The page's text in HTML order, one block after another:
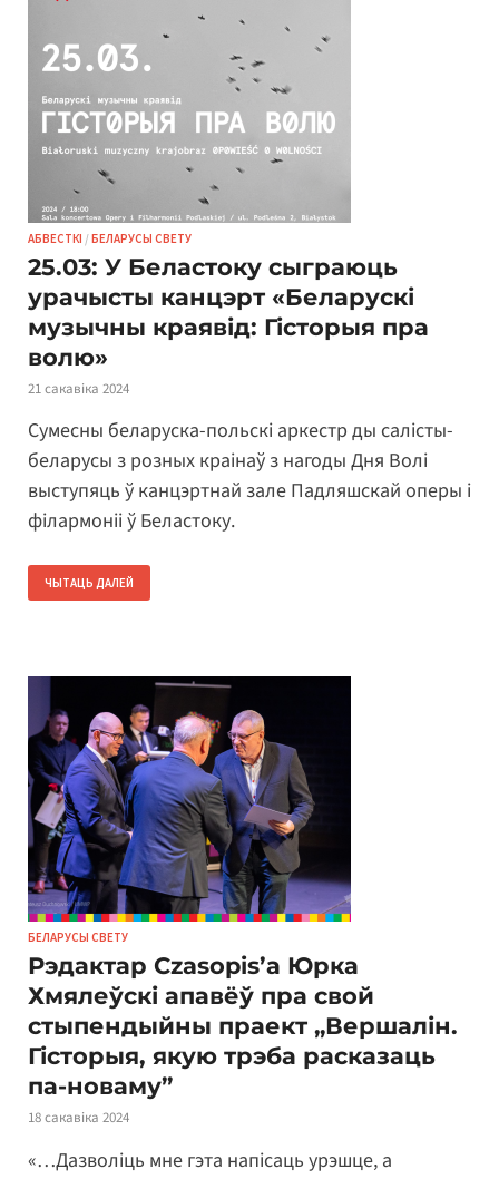
АБВЕСТКІ /БЕЛАРУСЫ СВЕТУ
25.03: У Беластоку сыграюць
урачысты канцэрт «Беларускі
музычны краявід: Гісторыя пра
волю»
21 сакавіка 2024
Сумесны беларуска-польскі аркестр ды салісты-
беларусы з розных краінаў з нагоды Дня Волі
выступяць ў канцэртнай зале Падляшскай оперы і
філармоніі ў Беластоку.
ЧЫТАЦЬ ДАЛЕЙ
БЕЛАРУСЫ СВЕТУ
Рэдактар Czasopis’а Юрка
Хмялеўскі апавёў пра свой
стыпендыйны праект „Вершалін.
Гісторыя, якую трэба расказаць
па-новаму”
18 сакавіка 2024
«…Дазволіць мне гэта напісаць урэшце, а